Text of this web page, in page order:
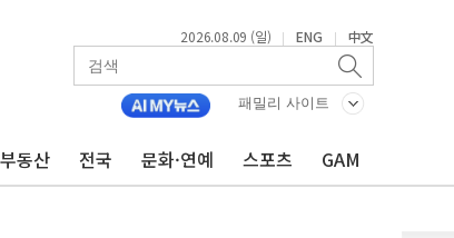
2026.08.09 (일) | ENG | 中文
패밀리 사이트
부동산 전국 문화·연예 스포츠 GAM
구속…범행 후 반려견도 죽여
래에 승리…金 48.54% vs 鄭 44.40%